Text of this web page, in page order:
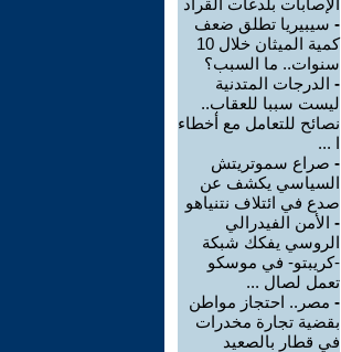
الإصابات بلدغات القراد
- سيبيريا تطلق ضعف
كمية الميثان خلال 10
سنوات.. ما السبب؟
- الدرجات المتدنية
ليست سببا للعقاب..
نصائح للتعامل مع أخطاء
ا ...
- صراع سموتريتش
السياسي يكشف عن
صدع في ائتلاف نتنياهو
- الأمن الفيدرالي
الروسي يفكك شبكة
-كريبتو- في موسكو
تعمل لصال ...
- مصر.. احتجاز مواطن
بقضية تجارة مخدرات
في قطار بالصعيد